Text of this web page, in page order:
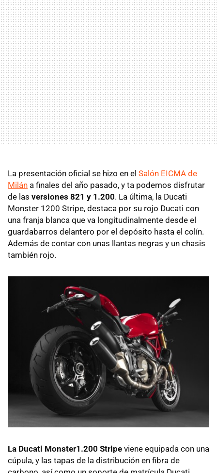
La presentación oficial se hizo en el Salón EICMA de
Milán a finales del año pasado, y ta podemos disfrutar
de las versiones 821 y 1.200. La última, la Ducati
Monster 1200 Stripe, destaca por su rojo Ducati con
una franja blanca que va longitudinalmente desde el
guardabarros delantero por el depósito hasta el colín.
Además de contar con unas llantas negras y un chasis
también rojo.
La Ducati Monster1.200 Stripe viene equipada con una
cúpula, y las tapas de la distribución en fibra de